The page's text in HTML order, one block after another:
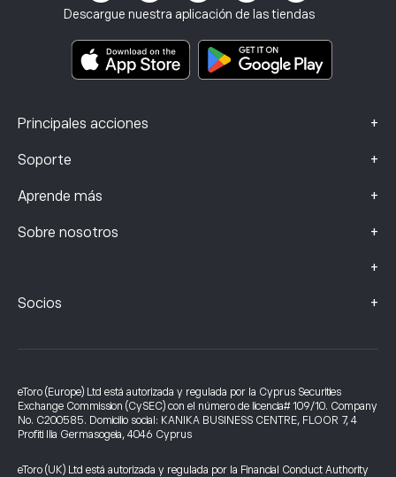
Descargue nuestra aplicación de las tiendas
Principales acciones +
Soporte +
Aprende más +
Sobre nosotros +
+
Documentos de información clave
Datos de reclamaciones (clientes de la FCA)
Socios +
Seguro de inversión
eToro (Europe) Ltd está autorizada y regulada por la Cyprus Securities
Exchange Commission (CySEC) con el número de licencia# 109/10. Company
No. C200585. Domicilio social: KANIKA BUSINESS CENTRE, FLOOR 7, 4
Profiti Ilia Germasogeia, 4046 Cyprus
eToro (UK) Ltd está autorizada y regulada por la Financial Conduct Authority